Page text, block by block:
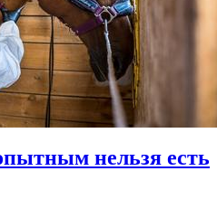
нельзя есть